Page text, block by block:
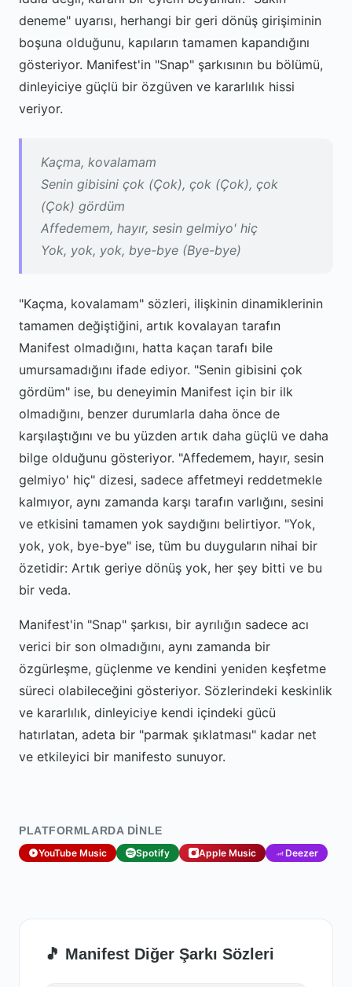
deneme" uyarısı, herhangi bir geri dönüş girişiminin
boşuna olduğunu, kapıların tamamen kapandığını
gösteriyor. Manifest'in "Snap" şarkısının bu bölümü,
dinleyiciye güçlü bir özgüven ve kararlılık hissi
veriyor.
Kaçma, kovalamam
Senin gibisini çok (Çok), çok (Çok), çok
(Çok) gördüm
Affedemem, hayır, sesin gelmiyo' hiç
Yok, yok, yok, bye-bye (Bye-bye)
"Kaçma, kovalamam" sözleri, ilişkinin dinamiklerinin
tamamen değiştiğini, artık kovalayan tarafın
Manifest olmadığını, hatta kaçan tarafı bile
umursamadığını ifade ediyor. "Senin gibisini çok
gördüm" ise, bu deneyimin Manifest için bir ilk
olmadığını, benzer durumlarla daha önce de
karşılaştığını ve bu yüzden artık daha güçlü ve daha
bilge olduğunu gösteriyor. "Affedemem, hayır, sesin
gelmiyo' hiç" dizesi, sadece affetmeyi reddetmekle
kalmıyor, aynı zamanda karşı tarafın varlığını, sesini
ve etkisini tamamen yok saydığını belirtiyor. "Yok,
yok, yok, bye-bye" ise, tüm bu duyguların nihai bir
özetidir: Artık geriye dönüş yok, her şey bitti ve bu
bir veda.
Manifest'in "Snap" şarkısı, bir ayrılığın sadece acı
verici bir son olmadığını, aynı zamanda bir
özgürleşme, güçlenme ve kendini yeniden keşfetme
süreci olabileceğini gösteriyor. Sözlerindeki keskinlik
ve kararlılık, dinleyiciye kendi içindeki gücü
hatırlatan, adeta bir "parmak şıklatması" kadar net
ve etkileyici bir manifesto sunuyor.
PLATFORMLARDA DINLE
YouTube Music Spotify Apple Music Deezer
🎵 Manifest Diğer Şarkı Sözleri